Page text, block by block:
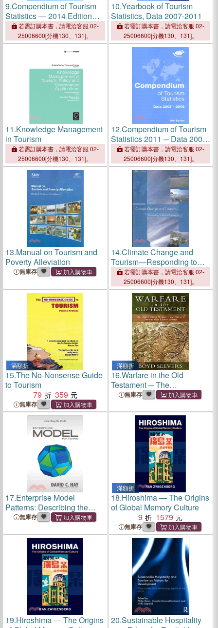
9.Compendium of Tourism
Statistics ― 2014 Edition
(2008-2012)
若需訂購本書，請電洽客服 02-
25006600[分機130、131]。
10.Yearbook of Tourism
Statistics, Data 2007-2011
若需訂購本書，請電洽客服 02-
25006600[分機130、131]。
11.Knowledge Management
in Tourism
若需訂購本書，請電洽客服 02-
25006600[分機130、131]。
12.Compendium of Tourism
Statistics 2011 ─ Data 2005-
2009若需訂購本書，請電洽客服 02-
25006600[分機130、131]。
13.Manual on Tourism and
Poverty Alleviation
無庫存
14.Climate Change and
Tourism—Responding to
Global Challenges
若需訂購本書，請電洽客服 02-
25006600[分機130、131]。
滿額折
15.The No-Nonsense Guide
to Tourism
79
359
無庫存
滿額折
16.Warfare in the Old
Testament ─ The
Organization, Weapons, and
Eastern Armies
無庫存
17.Enterprise Model
Patterns: Describing the
World (Uml Version)
無庫存
滿額折
18.Hiroshima ― The Origins
of Global Memory Culture
9
1579
無庫存
19.Hiroshima ― The Origins
20.Sustainable Hospitality